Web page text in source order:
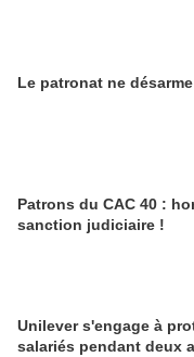
Le patronat ne
Patrons du CAC 40 :
sanction judiciaire !
Unilever s'engage à
salariés pendant deux